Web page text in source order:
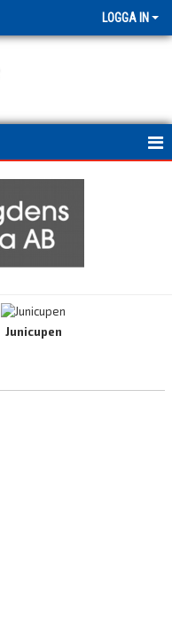
LOGGA IN
Junicupen